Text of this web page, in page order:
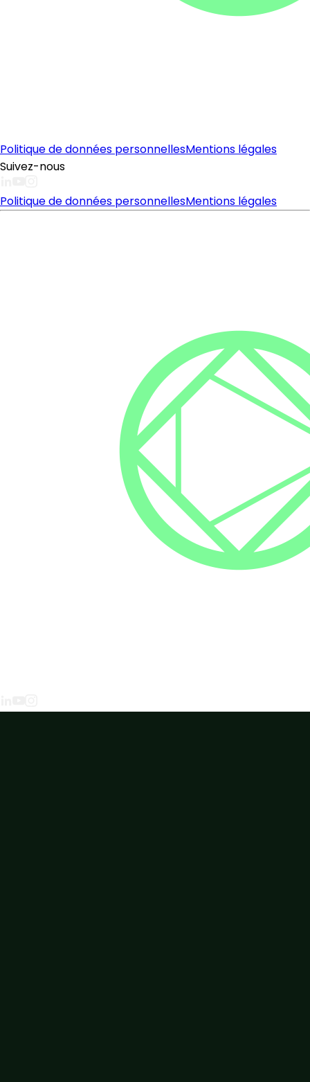
Politique de données personnellesMentions légales
Suivez-nous
Politique de données personnellesMentions légales